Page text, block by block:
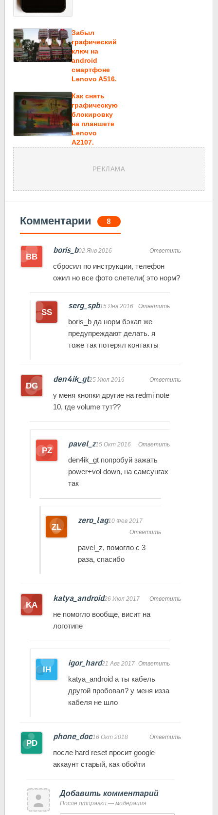
Забыл
графический
ключ на
android
смартфоне
Lenovo A516.
Как снять
графическую
блокировку
на планшете
Lenovo
A2107.
РЕКЛАМА
Комментарии 8
boris_b02 Янв 2016 Ответить
сбросил по инструкции, телефон
ожил но все фото слетели( это норм?
serg_spb15 Янв 2016 Ответить
boris_b да норм бэкап же
предупреждают делать. я
тоже так потерял контакты
den4ik_gt25 Июл 2016 Ответить
у меня кнопки другие на redmi note
10, где volume тут??
pavel_z15 Окт 2016 Ответить
den4ik_gt попробуй зажать
power+vol down, на самсунгах
так
zero_lag10 Фев 2017
Ответить
pavel_z, помогло с 3
раза, спасибо
katya_android26 Июл 2017 Ответить
не помогло вообще, висит на
логотипе
igor_hard21 Авг 2017 Ответить
katya_android а ты кабель
другой пробовал? у меня изза
кабеля не шло
phone_doc16 Окт 2018 Ответить
после hard reset просит google
аккаунт старый, как обойти
Добавить комментарий
После отправки — модерация